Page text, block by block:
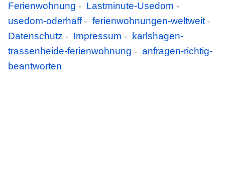
Ferienwohnung - Lastminute-Usedom -
usedom-oderhaff- ferienwohnungen-weltweit-
Datenschutz - Impressum -
karlshagen-
trassenheide-ferienwohnung - anfragen-richtig-
beantworten